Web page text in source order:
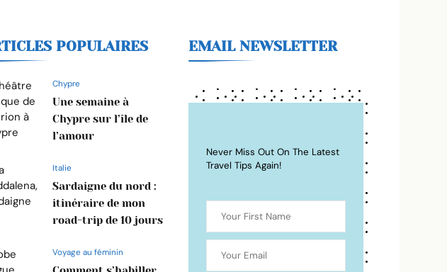
POPULAIRES
Chypre
Une semaine à
Chypre sur l’île de
l’amour
Italie
Sardaigne du nord :
itinéraire de mon
road-trip de 10 jours
Voyage au féminin
EMAIL NEWSLETTER
Never Miss Out On The Latest
Travel Tips Again!